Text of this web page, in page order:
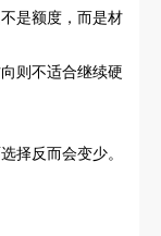
是额度，而是材
则不适合继续硬
择反而会变少。